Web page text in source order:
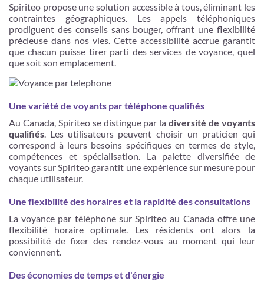
Spiriteo propose une solution accessible à tous, éliminant les
contraintes géographiques. Les appels téléphoniques
prodiguent des conseils sans bouger, offrant une flexibilité
précieuse dans nos vies. Cette accessibilité accrue garantit
que chacun puisse tirer parti des services de voyance, quel
que soit son emplacement.
Une variété de voyants par téléphone qualifiés
Au Canada, Spiriteo se distingue par ladiversité de voyants
qualifiés . Les utilisateurs peuvent choisir un praticien qui
correspond à leurs besoins spécifiques en termes de style,
compétences et spécialisation. La palette diversifiée de
voyants sur Spiriteo garantit une expérience sur mesure pour
chaque utilisateur.
Une flexibilité des horaires et la rapidité des consultations
La voyance par téléphone sur Spiriteo au Canada offre une
flexibilité horaire optimale. Les résidents ont alors la
possibilité de fixer des rendez-vous au moment qui leur
conviennent.
Des économies de temps et d'énergie